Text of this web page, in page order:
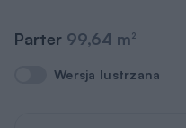
Parter 99,64 m2
Wersja lustrzana
Wersja lustrzana